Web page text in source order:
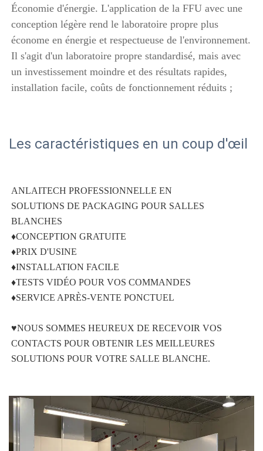
Économie d'énergie. L'application de la FFU avec une
conception légère rend le laboratoire propre plus
Il s'agit d'un laboratoire propre standardisé, mais avec
un investissement moindre et des résultats rapides,
installation facile, coûts de fonctionnement réduits ;
Les caractéristiques en un coup d'œil
ANLAITECH PROFESSIONNELLE EN
SOLUTIONS DE PACKAGING POUR SALLES
BLANCHES
♦CONCEPTION GRATUITE
♦PRIX D'USINE
♦INSTALLATION FACILE
♦TESTS VIDÉO POUR VOS COMMANDES
♦SERVICE APRÈS-VENTE PONCTUEL
♥NOUS SOMMES HEUREUX DE RECEVOIR VOS
CONTACTS POUR OBTENIR LES MEILLEURES
SOLUTIONS POUR VOTRE SALLE BLANCHE.